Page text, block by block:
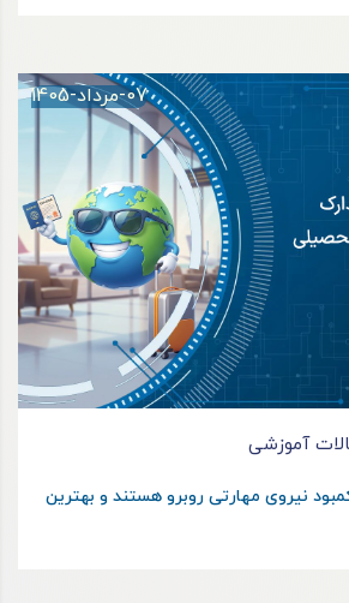
07-مرداد-1405
آموزشی
نیروی مهارتی روبرو هستند و بهترین